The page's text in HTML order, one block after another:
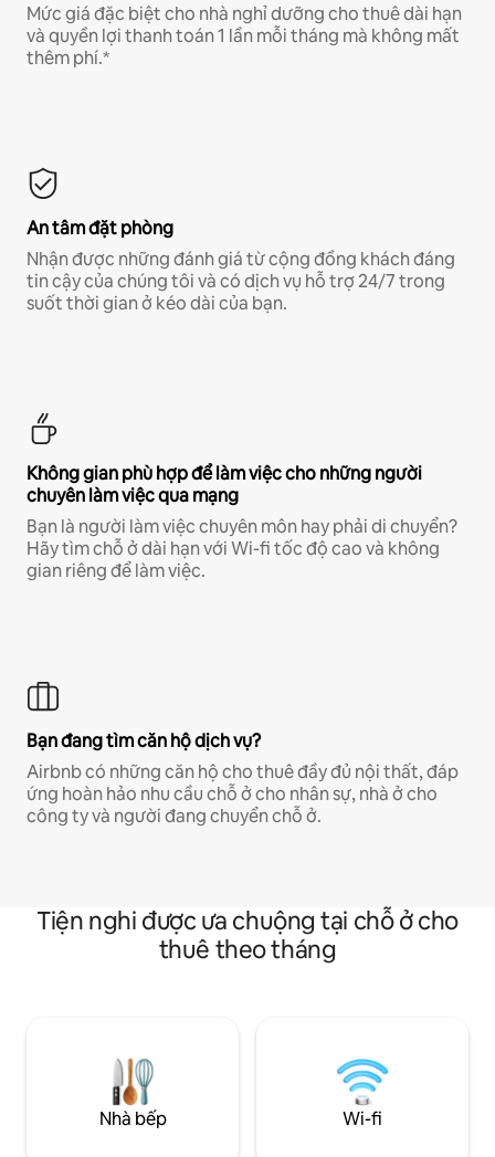
Mức giá đặc biệt cho nhà nghỉ dưỡng cho thuê dài hạn
và quyền lợi thanh toán 1 lần mỗi tháng mà không mất
thêm phí.*
An tâm đặt phòng
Nhận được những đánh giá từ cộng đồng khách đáng
tin cậy của chúng tôi và có dịch vụ hỗ trợ 24/7 trong
suốt thời gian ở kéo dài của bạn.
Không gian phù hợp để làm việc cho những người
chuyên làm việc qua mạng
Bạn là người làm việc chuyên môn hay phải di chuyển?
Hãy tìm chỗ ở dài hạn với Wi-fi tốc độ cao và không
gian riêng để làm việc.
Bạn đang tìm căn hộ dịch vụ?
Airbnb có những căn hộ cho thuê đầy đủ nội thất, đáp
ứng hoàn hảo nhu cầu chỗ ở cho nhân sự, nhà ở cho
công ty và người đang chuyển chỗ ở.
Tiện nghi được ưa chuộng tại chỗ ở cho
thuê theo tháng
Nhà bếp Wi-fi